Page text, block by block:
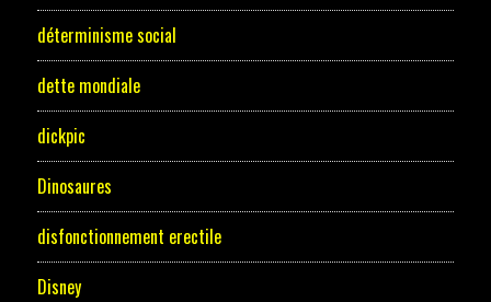
déterminisme social
dette mondiale
dickpic
Dinosaures
disfonctionnement erectile
Disney